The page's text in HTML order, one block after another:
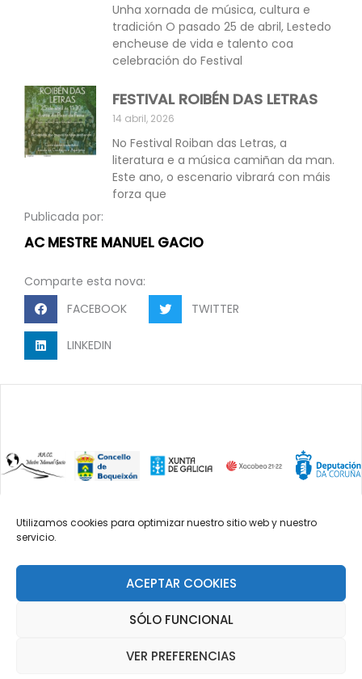
Utilizamos cookies para optimizar nuestro sitio web y nuestro
servicio.
ACEPTAR COOKIES
SÓLO FUNCIONAL
VER PREFERENCIAS
Publicada por:
AC MESTRE MANUEL GACIO
Comparte esta nova:
FACEBOOK
TWITTER
LINKEDIN
Unha xornada de música, cultura e
tradición O pasado 25 de abril, Lestedo
encheuse de vida e talento coa
celebración do Festival
FESTIVAL ROIBÉN DAS LETRAS
14 abril, 2026
No Festival Roiban das Letras, a
literatura e a música camiñan da man.
Este ano, o escenario vibrará con máis
forza que
2023 Asociación cultural mestre Manuel
Política de Cookies e condicións de uso
Grupos de música da asociación cultural Mestre